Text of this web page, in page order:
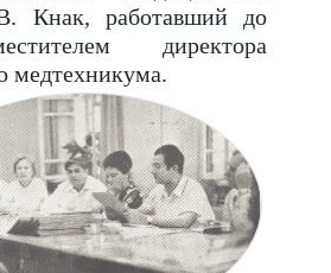
Кнак, работавший до
директора
медтехникума.